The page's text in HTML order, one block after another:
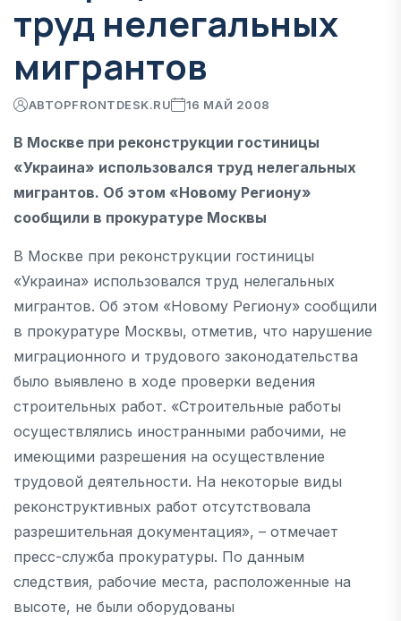
труд нелегальных
мигрантов
АВТОРFRONTDESK.RU 16 МАЙ 2008
В Москве при реконструкции гостиницы
«Украина» использовался труд нелегальных
мигрантов. Об этом «Новому Региону»
сообщили в прокуратуре Москвы
В Москве при реконструкции гостиницы
«Украина» использовался труд нелегальных
мигрантов. Об этом «Новому Региону» сообщили
в прокуратуре Москвы, отметив, что нарушение
миграционного и трудового законодательства
было выявлено в ходе проверки ведения
строительных работ. «Строительные работы
осуществлялись иностранными рабочими, не
имеющими разрешения на осуществление
трудовой деятельности. На некоторые виды
реконструктивных работ отсутствовала
разрешительная документация», – отмечает
пресс-служба прокуратуры. По данным
следствия, рабочие места, расположенные на
высоте, не были оборудованы